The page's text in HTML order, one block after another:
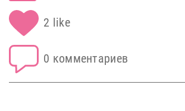
2 like
0 комментариев